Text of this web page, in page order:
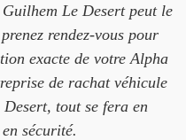
Le Desert peut le
rendez-vous pour
exacte de votre Alpha
de rachat véhicule
tout se fera en
sécurité.